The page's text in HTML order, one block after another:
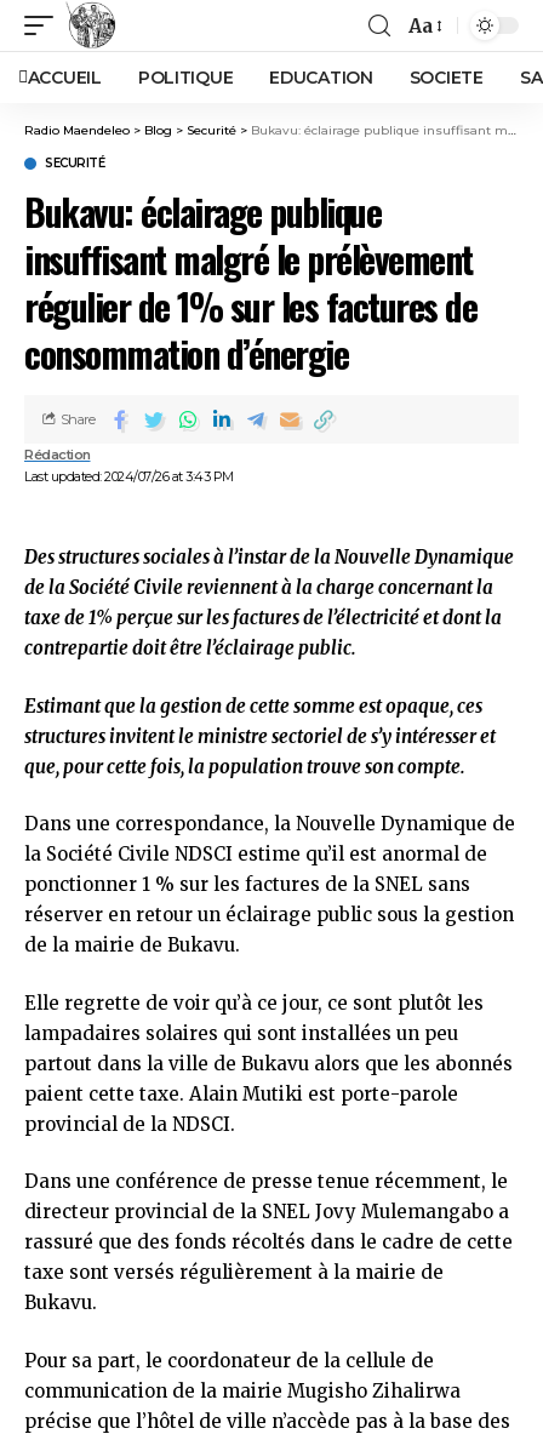
Aa
ACCUEIL POLITIQUE EDUCATION SOCIETE
Radio Maendeleo > Blog > Securité > Bukavu: éclairage publique insuffisant malgré le prélèvement régulier de 1% sur les factures de consommation d’énergie
SECURITÉ
Bukavu: éclairage publique
insuffisant malgré le prélèvement
régulier de 1% sur les factures de
consommation d’énergie
Last updated: 2024/07/26 at 3:43 PM
Rédaction
Share
Des structures sociales à l’instar de la Nouvelle Dynamique
de la Société Civile reviennent à la charge concernant la
taxe de 1% perçue sur les factures de l’électricité et dont la
contrepartie doit être l’éclairage public.
Estimant que la gestion de cette somme est opaque, ces
structures invitent le ministre sectoriel de s’y intéresser et
que, pour cette fois, la population trouve son compte.
Dans une correspondance, la Nouvelle Dynamique de
la Société Civile NDSCI estime qu’il est anormal de
ponctionner 1 % sur les factures de la SNEL sans
réserver en retour un éclairage public sous la gestion
de la mairie de Bukavu.
Elle regrette de voir qu’à ce jour, ce sont plutôt les
lampadaires solaires qui sont installées un peu
partout dans la ville de Bukavu alors que les abonnés
paient cette taxe. Alain Mutiki est porte-parole
provincial de la NDSCI.
Dans une conférence de presse tenue récemment, le
directeur provincial de la SNEL Jovy Mulemangabo a
rassuré que des fonds récoltés dans le cadre de cette
taxe sont versés régulièrement à la mairie de
Bukavu.
Pour sa part, le coordonateur de la cellule de
communication de la mairie Mugisho Zihalirwa
précise que l’hôtel de ville n’accède pas à la base des